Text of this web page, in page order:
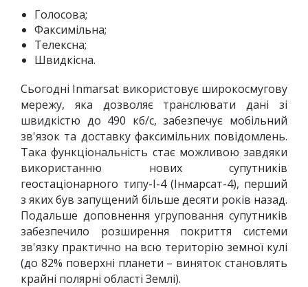
Голосова;
Факсимільна;
Телексна;
Швидкісна.
Сьогодні Inmarsat використовує широкосмугову
мережу, яка дозволяє транслювати дані зі
швидкістю до 490 кб/с, забезпечує мобільний
зв'язок та доставку факсимільних повідомлень.
Така функціональність стає можливою завдяки
використанню нових супутників
геостаціонарного типу-I-4 (Інмарсат-4), перший
з яких був запущений більше десяти років назад.
Подальше доповнення угруповання супутників
забезпечило розширення покриття системи
зв'язку практично на всю територію земної кулі
(до 82% поверхні планети – виняток становлять
крайні полярні області Землі).